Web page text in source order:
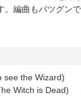
。編曲もバツグンで
see the Wizard)
Witch is Dead)